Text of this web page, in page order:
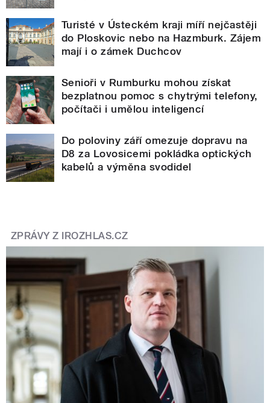
Turisté v Ústeckém kraji míří nejčastěji
do Ploskovic nebo na Hazmburk. Zájem
mají i o zámek Duchcov
Senioři v Rumburku mohou získat
bezplatnou pomoc s chytrými telefony,
počítači i umělou inteligencí
Do poloviny září omezuje dopravu na
D8 za Lovosicemi pokládka optických
kabelů a výměna svodidel
ZPRÁVY Z IROZHLAS.CZ